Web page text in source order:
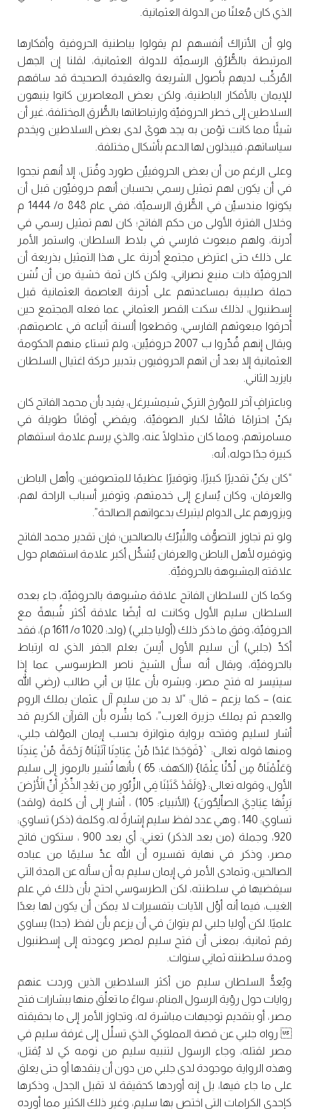
الذي كان مُعلنًا من الدولة العثمانية.
ولو أن الأتراك أنفسهم لم يقولوا بباطنية الحروفية وأفكارها
المرتبطة بالطُّرُق الرسميِّة للدولة العثمانية، لقلنا إن الجهل
المُركِّب لديهم بأصول الشريعة والعقيدة الصحيحة قد ساقهم
للإيمان بالأفكار الباطنية، ولكن بعض المعاصرين كانوا ينبهون
السلاطين إلى خطر الحروفيِّة وارتباطاتها بالطُّرق المختلفة، غير أن
شيئًا مما كانت تؤمن به يجد هوىً لدى بعض السلاطين ويخدم
سياساتهم، فيبذلون لها الدعم بأشكال مختلفة.
وعلى الرغم من أن بعض الحروفييِّن طورد وقُتل، إلا أنهم نجحوا
في أن يكون لهم تمثيل رسمي بحسبان أنهم حروفيِّون قبل أن
يكونوا مندسيِّن في الطُّرق الرسميِّة، ففي عام 848 ه/ 1444 م
وخلال الفترة الأولى من حكم الفاتح؛ كان لهم تمثيل رسمي في
أدرنة، ولهم مبعوث فارسي في بلاط السلطان، واستمر الأمر
على ذلك حتى اعترض مجتمع أدرنة على هذا التمثيل بذريعة أن
الحروفيِّة ذات منبع نصراني، ولكن كان ثمة خشية من أن تُشن
حملة صليبية بمساعدتهم على أدرنة العاصمة العثمانية قبل
إسطنبول، لذلك سكت القصر العثماني عما فعله المجتمع حين
أحرقوا مبعوثهم الفارسي، وقطعوا ألسنة أتباعه في عاصمتهم،
ويقال إنهم قُدِّروا ب 2007 حروفيِّين، ولم تستاء منهم الحكومة
العثمانية إلا بعد أن اتهم الحروفيون بتدبير حركة اغتيال السلطان
بايزيد الثاني.
وباعترافٍ آخر للمؤرخ التركي شيمشيرغل، يفيد بأن محمد الفاتح كان
يكنّ احترامًا فائقًا لكبار الصوفيِّة، ويقضي أوقاتًا طويلة في
مسامرتهم، ومما كان متداولًا عنه، والذي يرسم علامة استفهام
كبيرة جدًا حوله، أنه:
“كان يكنّ تقديرًا كبيرًا، وتوقيرًا عظيمًا للمتصوفين، وأهل الباطن
والعرفان، وكان يُسارع إلى خدمتهم، وتوفير أسباب الراحة لهم،
ويزورهم على الدوام ليتبرك بدعواتهم الصالحة”.
ولو تم تجاوز التصوُّف والتِّبرُك بالصالحين؛ فإن تقدير محمد الفاتح
وتوقيره لأهل الباطن والعرفان يُشكِّل أكبر علامة استفهام حول
علاقته المشبوهة بالحروفيِّة.
وكما كان للسلطان الفاتح علاقة مشبوهة بالحروفيِّة، جاء بعده
السلطان سليم الأول وكانت له أيضًا علاقة أكثر شُبهةً مع
الحروفيِّة، وفق ما ذكر ذلك (أوليا جلبي) (ولد: 1020 ه/ 1611 م)، فقد
أكدِّ (جلبي) أن سليم الأول أنِسَ بعلم الجفر الذي له ارتباط
بالحروفيِّة، ويقال أنه سأل الشيخ ناصر الطرسوسي عما إذا
سيتيسر له فتح مصر، وبشره بأن عليًا بن أبي طالب (رضي الله
عنه) – كما يزعم – قال: “لا بد من سليم آل عثمان يملك الروم
والعجم ثم يملك جزيرة العرب”، كما بشِّره بأن القرآن الكريم قد
أشار لسليم وفتحه برواية متواترة بحسب إيمان المؤلف جلبي،
ومنها قوله تعالى: `{فَوَجَدَا عَبْدًا مِّنْ عِبَادِنَا آتَيْنَاهُ رَحْمَةً مِّنْ عِندِنَا
وَعَلِّمْنَاهُ مِن لِّدُنِّا عِلْمًا} (الكهف: 65 ) بأنها تُشير بالرموز إلى سليم
الأول، وقوله تعالى: {وَلَقَدْ كَتَبْنَا فِي الزِّبُورِ مِن بَعْدِ الذِّكْرِ أَنِّ الْأَرْضَ
يَرِثُهَا عِبَادِيَ الصاِّلِحُونَ} (الأنبياء: 105) ، أشار إلى أن كلمة (ولقد)
تساوي: 140 ، وهي عدد لفظ سليم إشارةً له، وكلمة (ذكر) تساوي:
920، وجملة (من بعد الذكر) تعني: أي بعد 900 ، ستكون فاتح
مصر، وذكر في نهاية تفسيره أن الله عدِّ سليمًا من عباده
الصالحين، وتمادى الأمر في إيمان سليم به أن سأله عن المدة التي
سيقضيها في سلطنته، لكن الطرسوسي احتج بأن ذلك في علم
الغيب، فيما أنه أوِّل الآيات بتفسيرات لا يمكن أن يكون لها بعدًا
علميًا. لكن أوليا جلبي لم يتوانَ في أن يزعم بأن لفظ (جدا) يساوي
رقم ثمانية، بمعنى أن فتح سليم لمصر وعودته إلى إسطنبول
ومدة سلطنته ثمانِي سنوات.
ويُعدُّ السلطان سليم من أكثر السلاطين الذين وردت عنهم
روايات حول رؤية الرسول المنام، سواءً ما تعلِّق منها ببشارات فتح
مصر، أو بتقديم توجيهات مباشرة له، وتجاوز الأمر إلى ما بحقيقته
رواه جلبي عن قصة المملوكي الذي تسلِّل إلى غرفة سليم في
مصر لقتله، وجاء الرسول لتنبيه سليم من نومه كي لا يُقتل،
وهذه الرواية موجودة لدى جلبي من دون أن ينقدها أو حتى يعلق
على ما جاء فيها، بل إنه أوردها كحقيقة لا تقبل الجدل، وذكرها
كإحدى الكرامات التي اختص بها سليم، وغير ذلك الكثير مما أورده